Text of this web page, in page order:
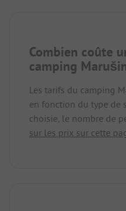
Combien coûte
camping
Les tarifs du camping
en fonction du type de
choisie, le nombre de
sur les prix sur cette